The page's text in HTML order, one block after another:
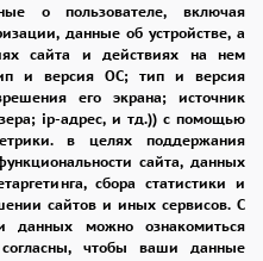
о пользователе, включая
данные об устройстве, а
сайта и действиях на нем
и версия ОС; тип и версия
его экрана; источник
ip-адрес, и тд.)) с помощью
в целях поддержания
сайта, данных
сбора статистики и
сайтов и иных сервисов. С
данных можно ознакомиться
чтобы ваши данные
ВОЗВРАТ
37-47
ЗВОНОК